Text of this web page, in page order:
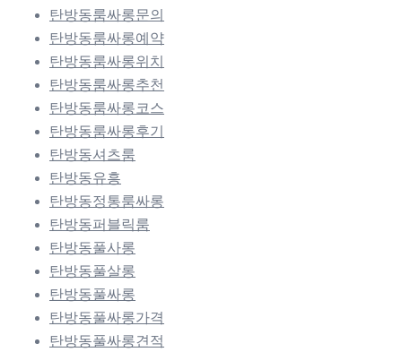
탄방동룸싸롱문의
탄방동룸싸롱예약
탄방동룸싸롱위치
탄방동룸싸롱추천
탄방동룸싸롱코스
탄방동룸싸롱후기
탄방동셔츠룸
탄방동유흥
탄방동정통룸싸롱
탄방동퍼블릭룸
탄방동풀사롱
탄방동풀살롱
탄방동풀싸롱
탄방동풀싸롱가격
탄방동풀싸롱견적